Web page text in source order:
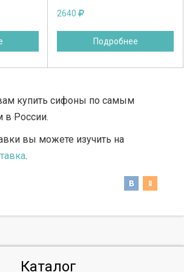
2640
Подробнее
купить сифоны по самым
в России.
вы можете изучить на
.
Каталог